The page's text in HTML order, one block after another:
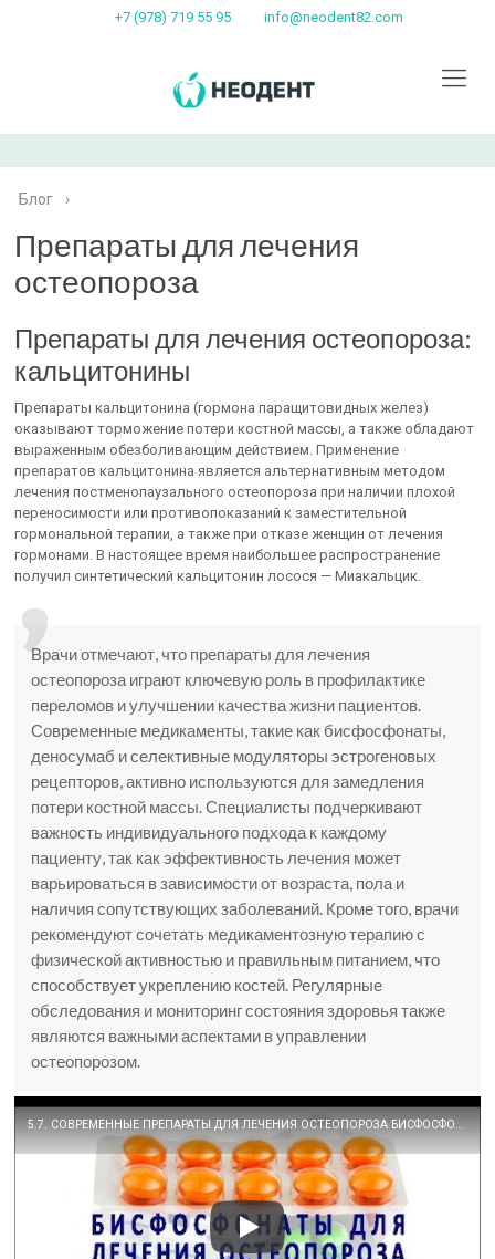
+7 (978) 719 55 95 info@neodent82.com
Блог ›
Препараты для лечения
остеопороза
Препараты для лечения остеопороза:
кальцитонины
Препараты кальцитонина (гормона паращитовидных желез)
оказывают торможение потери костной массы, а также обладают
выраженным обезболивающим действием. Применение
препаратов кальцитонина является альтернативным методом
лечения постменопаузального остеопороза при наличии плохой
переносимости или противопоказаний к заместительной
гормональной терапии, а также при отказе женщин от лечения
гормонами. В настоящее время наибольшее распространение
получил синтетический кальцитонин лосося — Миакальцик.
Врачи отмечают, что препараты для лечения
остеопороза играют ключевую роль в профилактике
переломов и улучшении качества жизни пациентов.
Современные медикаменты, такие как бисфосфонаты,
деносумаб и селективные модуляторы эстрогеновых
рецепторов, активно используются для замедления
потери костной массы. Специалисты подчеркивают
важность индивидуального подхода к каждому
пациенту, так как эффективность лечения может
варьироваться в зависимости от возраста, пола и
наличия сопутствующих заболеваний. Кроме того, врачи
рекомендуют сочетать медикаментозную терапию с
физической активностью и правильным питанием, что
способствует укреплению костей. Регулярные
обследования и мониторинг состояния здоровья также
являются важными аспектами в управлении
остеопорозом.
5.7. СОВРЕМЕННЫЕ ПРЕПАРАТЫ ДЛЯ ЛЕЧЕНИЯ ОСТЕОПОРОЗА БИСФОСФОНАТЫ